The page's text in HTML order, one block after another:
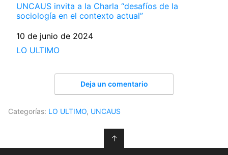
UNCAUS invita a la Charla “desafíos de la
sociología en el contexto actual”
Fecha
10 de junio de 2024
Respecto a
LO ULTIMO
Deja un comentario
Categorías: LO ULTIMO, UNCAUS
↑